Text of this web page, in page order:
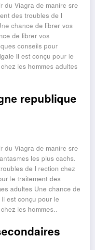
du Viagra de manire sre
des troubles de l
chance de librer vos
de librer vos
conseils pour
Il est conçu pour le
les hommes adultes
republique
du Viagra de manire sre
les plus cachs.
de l rection chez
le traitement des
adultes Une chance de
est conçu pour le
les hommes..